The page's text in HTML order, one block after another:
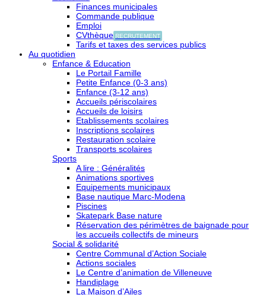
Finances municipales
Commande publique
Emploi
CVthèque RECRUTEMENT
Tarifs et taxes des services publics
Au quotidien
Enfance & Education
Le Portail Famille
Petite Enfance (0-3 ans)
Enfance (3-12 ans)
Accueils périscolaires
Accueils de loisirs
Etablissements scolaires
Inscriptions scolaires
Restauration scolaire
Transports scolaires
Sports
A lire : Généralités
Animations sportives
Equipements municipaux
Base nautique Marc-Modena
Piscines
Skatepark Base nature
Réservation des périmètres de baignade pour
les accueils collectifs de mineurs
Social & solidarité
Centre Communal d’Action Sociale
Actions sociales
Le Centre d’animation de Villeneuve
Handiplage
La Maison d’Ailes